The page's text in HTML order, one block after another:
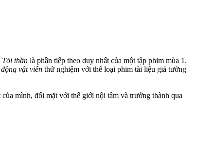
Tỏi thần là phần tiếp theo duy nhất của một tập phim mùa 1.
vật viên thử nghiệm với thể loại phim tài liệu giả tưởng
mình, đối mặt với thế giới nội tâm và trưởng thành qua